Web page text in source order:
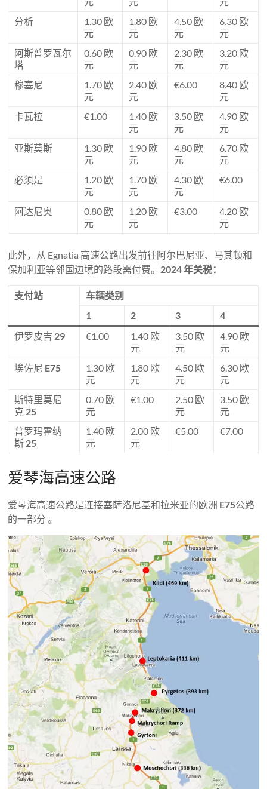
分析
1.30 欧
元
1.80 欧
元
4.50 欧
元
6.30 欧
元
阿斯普罗瓦尔
塔
0.60 欧
元
0.90 欧
元
2.30 欧
元
3.20 欧
元
穆塞尼
1.70 欧
元
2.40 欧
元
€6.00
8.40 欧
元
卡瓦拉
€1.00
1.40 欧
元
3.50 欧
元
4.90 欧
元
亚斯莫斯
1.30 欧
元
1.90 欧
元
4.80 欧
元
6.70 欧
元
必须是
1.20 欧
元
1.70 欧
元
4.30 欧
元
€6.00
阿达尼奥
0.80 欧
元
1.20 欧
元
€3.00
4.20 欧
元
此外，从 Egnatia 高速公路出发前往阿尔巴尼亚、马其顿和
保加利亚等邻国边境的路段需付费。 2024 年关税：
支付站
车辆类别
1
2 3
4
伊罗皮吉 29 €1.00
1.40 欧
元
3.50 欧
元
4.90 欧
元
埃佐尼 E75
1.30 欧
元
1.80 欧
元
4.50 欧
元
6.30 欧
元
斯特里莫尼
克 25
0.70 欧
元
€1.00
2.50 欧
元
3.50 欧
元
普罗玛霍纳
斯 25
1.40 欧
元
2.00 欧
元
€5.00 €7.00
爱琴海高速公路
爱琴海高速公路是连接塞萨洛尼基和拉米亚的欧洲 E75公路
的一部分 。